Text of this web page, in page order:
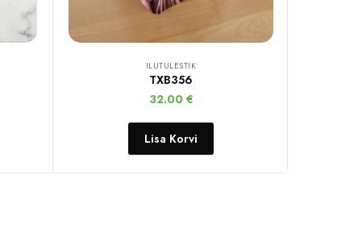
ILUTULESTIK
TXB356
32.00 €
Lisa Korvi